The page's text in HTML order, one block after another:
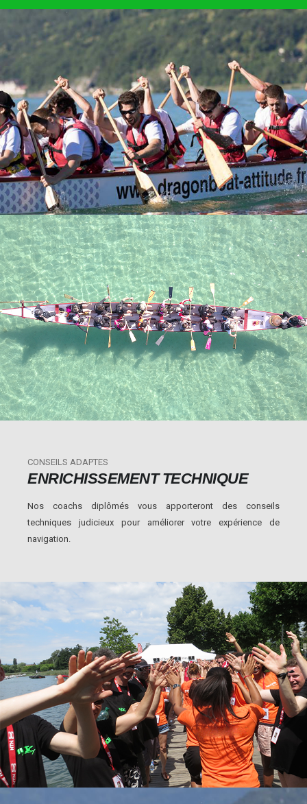
CONSEILS ADAPTES
ENRICHISSEMENT TECHNIQUE
Nos coachs diplômés vous apporteront des conseils
techniques judicieux pour améliorer votre expérience de
navigation.